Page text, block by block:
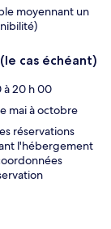
moyennant un
cas échéant)
à 20 h 00
mai à octobre
réservations
l'hébergement